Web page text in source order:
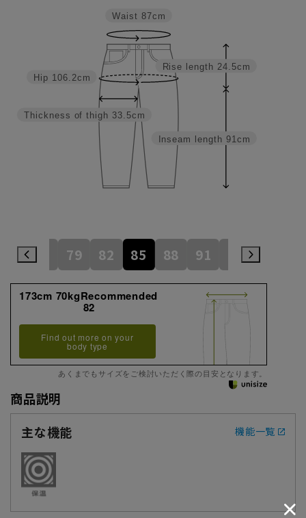
Inseam length 91cm
Rise length 24.5cm
Thickness of thigh 33.5cm
Hip 106.2cm
Waist 87cm
76 79 82 85 88 91 94
173cm 70kgRecommended
82
Find out more on your
body type
あくまでもサイズをご検討いただく際の目安となります。
商品説明
主な機能
機能一覧